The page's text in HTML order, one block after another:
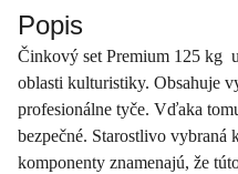
Popis
Činkový set Premium 125 kg
oblasti kulturistiky. Obsahuje
profesionálne tyče. Vďaka
bezpečné. Starostlivo
komponenty znamenajú, že